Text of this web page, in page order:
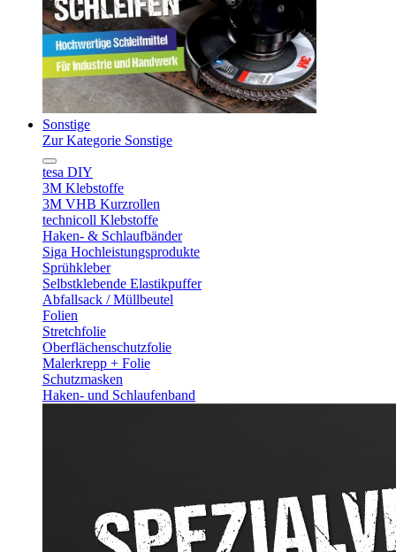
Sonstige
Zur Kategorie Sonstige
tesa DIY
3M Klebstoffe
3M VHB Kurzrollen
technicoll Klebstoffe
Haken- & Schlaufbänder
Siga Hochleistungsprodukte
Sprühkleber
Selbstklebende Elastikpuffer
Abfallsack / Müllbeutel
Folien
Stretchfolie
Oberflächenschutzfolie
Malerkrepp + Folie
Schutzmasken
Haken- und Schlaufenband